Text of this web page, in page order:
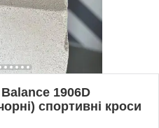
Balance 1906D
спортивні кроси